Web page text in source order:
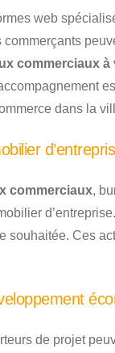
web
commerciaux
dans la
commerciaux,
souhaitée. Ces
de projet